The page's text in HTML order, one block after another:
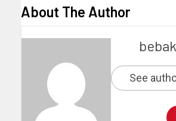
About The Author
See